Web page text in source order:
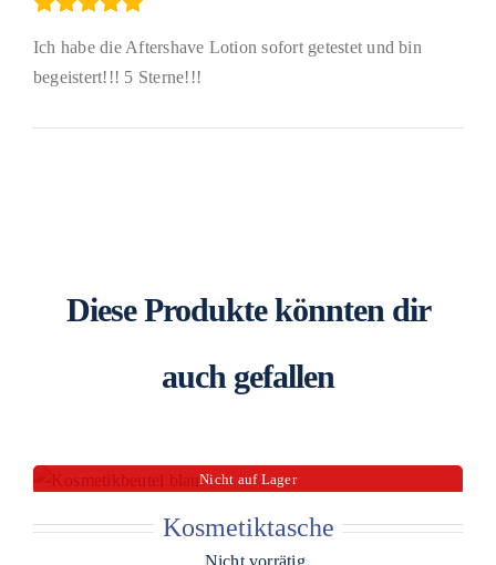
Ich habe die Aftershave Lotion sofort getestet und bin
begeistert!!! 5 Sterne!!!
Diese Produkte könnten dir
auch gefallen
Nicht auf Lager
Kosmetiktasche
Nicht vorrätig